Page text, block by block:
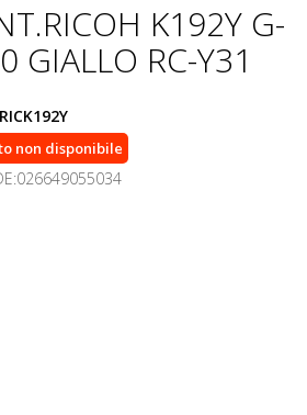
K192Y G-
GIALLO RC-Y31
RICK192Y
non disponibile